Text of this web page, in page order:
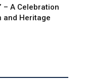
– A Celebration
and Heritage